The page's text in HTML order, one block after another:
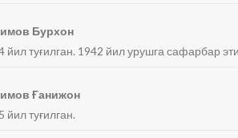
Бурхон
йил туғилган. 1942 йил урушга сафарбар
Ғанижон
йил туғилган.